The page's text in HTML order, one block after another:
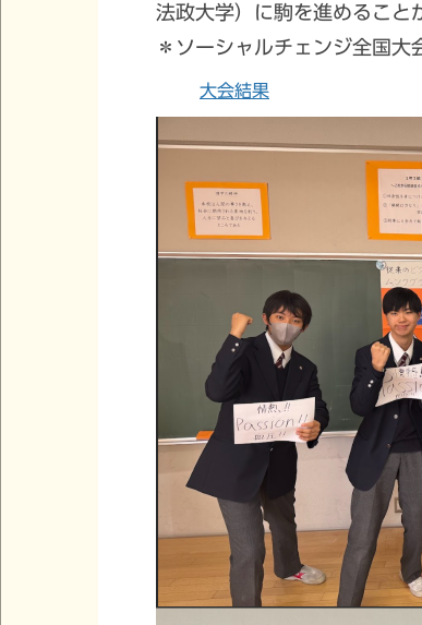
法政大学）に駒を進めること
＊ソーシャルチェンジ全国大
大会結果